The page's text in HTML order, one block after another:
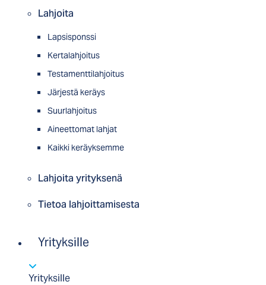
Lahjoita
Lapsisponssi
Kertalahjoitus
Testamenttilahjoitus
Järjestä keräys
Suurlahjoitus
Aineettomat lahjat
Kaikki keräyksemme
Lahjoita yrityksenä
Tietoa lahjoittamisesta
Yrityksille
Yrityksille